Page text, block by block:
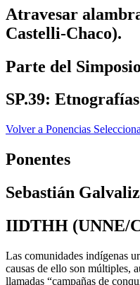
Atravesar
Castelli-Chaco).
Parte del
SP.39:
Volver a Ponencias
Ponentes
Sebastián Galvaliz
IIDTHH (UNNE/
Las comunidades indígenas
causas de ello son múltiples,
llamadas “campañas de